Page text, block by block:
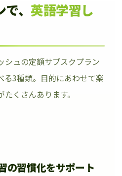
、 英語学習し
シュの定額サブスクプラン
る3種類。目的にあわせて楽
くさんあります。
の習慣化をサポート